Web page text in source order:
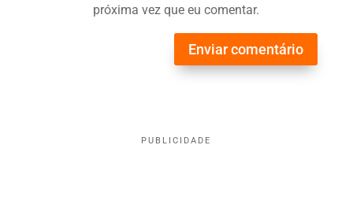
próxima vez que eu comentar.
Enviar comentário
PUBLICIDADE